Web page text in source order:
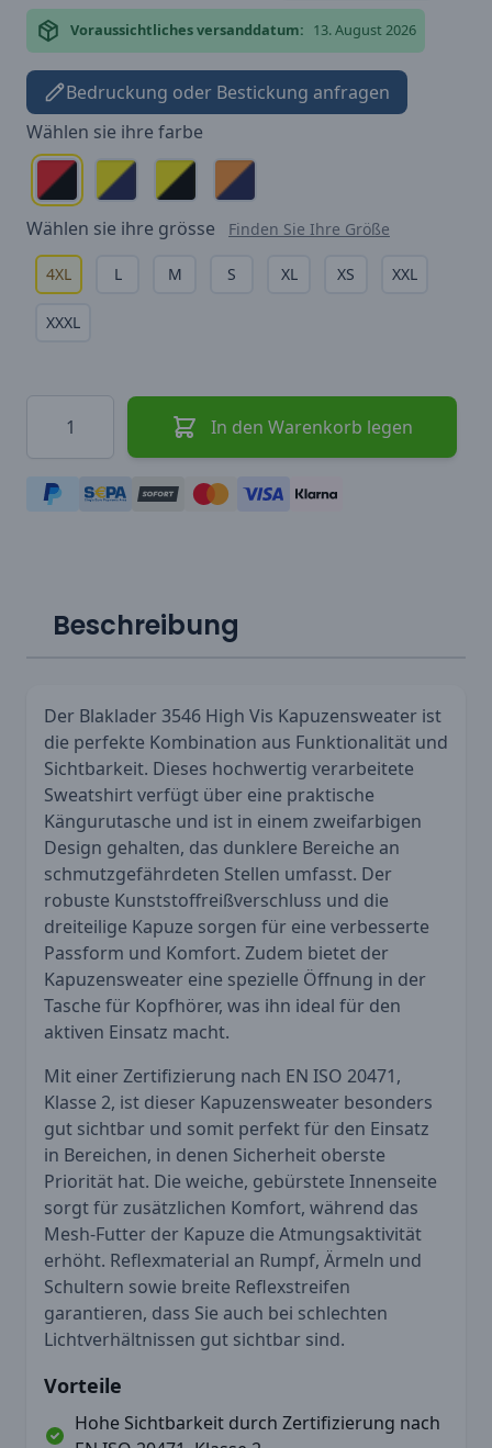
Voraussichtliches versanddatum: 13. August 2026
Bedruckung oder Bestickung anfragen
Wählen sie ihre farbe
Wählen sie ihre grösse Finden Sie Ihre Größe
4XL L M S XL XS XXL
XXXL
In den Warenkorb legen
Beschreibung
Der Blaklader 3546 High Vis Kapuzensweater ist
die perfekte Kombination aus Funktionalität und
Sichtbarkeit. Dieses hochwertig verarbeitete
Sweatshirt verfügt über eine praktische
Kängurutasche und ist in einem zweifarbigen
Design gehalten, das dunklere Bereiche an
schmutzgefährdeten Stellen umfasst. Der
robuste Kunststoffreißverschluss und die
dreiteilige Kapuze sorgen für eine verbesserte
Passform und Komfort. Zudem bietet der
Kapuzensweater eine spezielle Öffnung in der
Tasche für Kopfhörer, was ihn ideal für den
aktiven Einsatz macht.
Mit einer Zertifizierung nach EN ISO 20471,
Klasse 2, ist dieser Kapuzensweater besonders
gut sichtbar und somit perfekt für den Einsatz
in Bereichen, in denen Sicherheit oberste
Priorität hat. Die weiche, gebürstete Innenseite
sorgt für zusätzlichen Komfort, während das
Mesh-Futter der Kapuze die Atmungsaktivität
erhöht. Reflexmaterial an Rumpf, Ärmeln und
Schultern sowie breite Reflexstreifen
garantieren, dass Sie auch bei schlechten
Lichtverhältnissen gut sichtbar sind.
Vorteile
Hohe Sichtbarkeit durch Zertifizierung nach